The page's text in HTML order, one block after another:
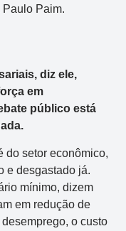
Paulo Paim.
diz ele,
em
público está
do setor econômico,
e desgastado já.
mínimo, dizem
em redução de
o custo